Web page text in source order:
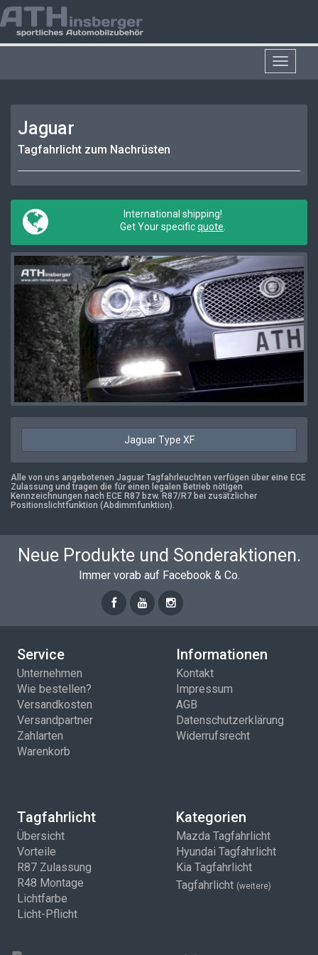
Toggle
Jaguar
Tagfahrlicht zum Nachrüsten
International shipping!
Get Your specificquote
Jaguar Type XF
Alle von uns angebotenen Jaguar Tagfahrleuchten verfügen über eine ECE
Zulassung und tragen die für einen legalen Betrieb nötigen
Kennzeichnungen nach ECE R87 bzw. R87/R7 bei zusätzlicher
Positionslichtfunktion (Abdimmfunktion).
Neue Produkte und Sonderaktionen.
Immer vorab auf Facebook & Co.
Service
Unternehmen
Wie bestellen?
Versandkosten
Versandpartner
Zahlarten
Warenkorb
Informationen
Kontakt
Impressum
AGB
Datenschutzerklärung
Widerrufsrecht
Tagfahrlicht
Übersicht
Vorteile
R87 Zulassung
R48 Montage
Lichtfarbe
Licht-Pflicht
Kategorien
Mazda Tagfahrlicht
Hyundai Tagfahrlicht
Kia Tagfahrlicht
Tagfahrlicht (weitere)